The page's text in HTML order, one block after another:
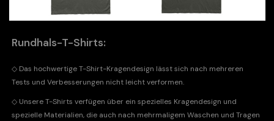
Rundhals-T-Shirts:
◇ Das hochwertige T-Shirt-Kragendesign lässt sich nach mehreren
Tests und Verbesserungen nicht leicht verformen.
◇ Unsere T-Shirts verfügen über ein spezielles Kragendesign und
spezielle Materialien, die auch nach mehrmaligem Waschen und Tragen